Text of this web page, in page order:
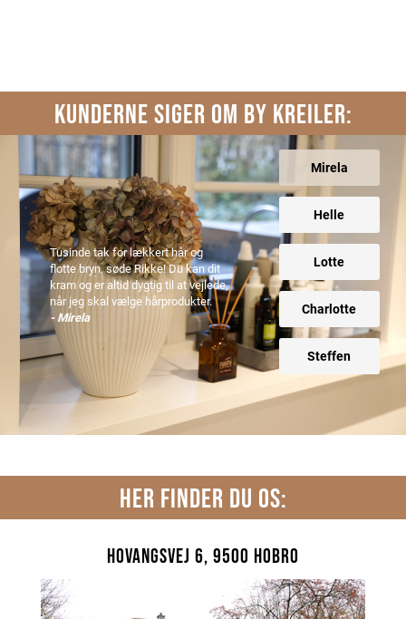
KUNDERNE SIGER OM BY KREILER:
Mirela
Helle
Lotte
Charlotte
Steffen
Tusinde tak for lækkert hår og
flotte bryn, søde Rikke! Du kan dit
kram og er altid dygtig til at vejlede,
når jeg skal vælge hårprodukter.
- Mirela
HER FINDER DU OS:
Hovangsvej 6, 9500 Hobro